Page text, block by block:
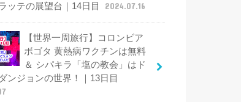
ッテの展望台｜14日目
2024.07.16
【世界一周旅行】コロンビア
ボゴタ 黄熱病ワクチンは無料
＆ シパキラ「塩の教会」はド
ンジョンの世界！｜13日目